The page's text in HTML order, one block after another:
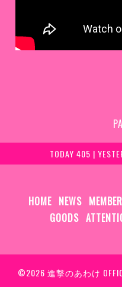
TODAY 405 |
HOME NEWS MEMBER
GOODS
©2026 進撃のあわけ